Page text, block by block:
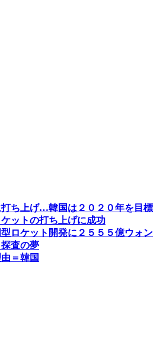
ち上げ…韓国は２０２０年を目標
ットの打ち上げに成功
ロケット開発に２５５５億ウォン
査の夢
＝韓国